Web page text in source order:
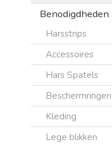
Benodigdheden
Harsstrips
Accessoires
Hars Spatels
Beschermringen
Kleding
Lege blikken